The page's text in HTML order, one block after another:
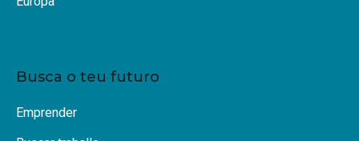
Busca o teu futuro
Emprender